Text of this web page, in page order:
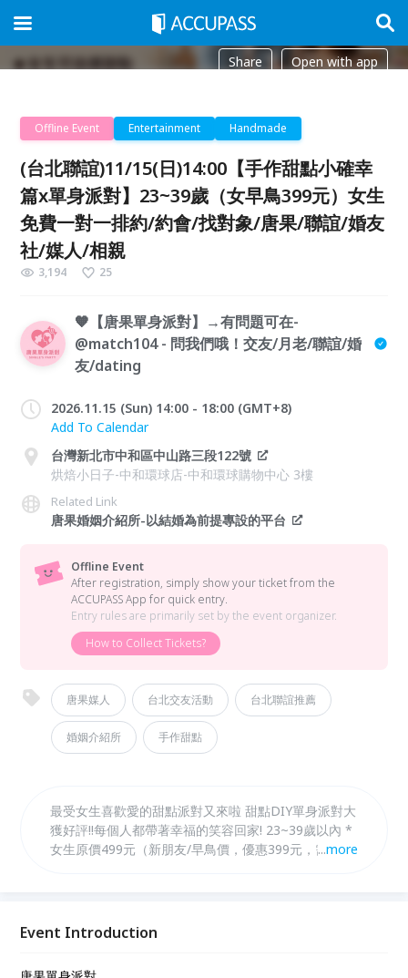
Share Open with app
Offline Event Entertainment Handmade
(台北聯誼)11/15(日)14:00【手作甜點小確幸
篇x單身派對】23~39歲（女早鳥399元）女生
免費一對一排約/約會/找對象/唐果/聯誼/婚友
社/媒人/相親
3,194 25
🧡【唐果單身派對】→有問題可在-
@match104 - 問我們哦！交友/月老/聯誼/婚
友/dating
2026.11.15 (Sun) 14:00 - 18:00 (GMT+8)
Add To Calendar
台灣新北市中和區中山路三段122號
烘焙小日子-中和環球店-中和環球購物中心 3樓
Related Link
唐果婚姻介紹所-以結婚為前提專設的平台
Offline Event
After registration, simply show your ticket from the
ACCUPASS App for quick entry.
Entry rules are primarily set by the event organizer.
How to Collect Tickets?
唐果媒人 台北交友活動 台北聯誼推薦
婚姻介紹所 手作甜點
最受女生喜歡愛的甜點派對又來啦 甜點DIY單身派對大
獲好評!!每個人都帶著幸福的笑容回家! 23~39歲以內 *
女生原價499元（新朋友/早鳥價，優惠399元，需於活
...more
Event Introduction